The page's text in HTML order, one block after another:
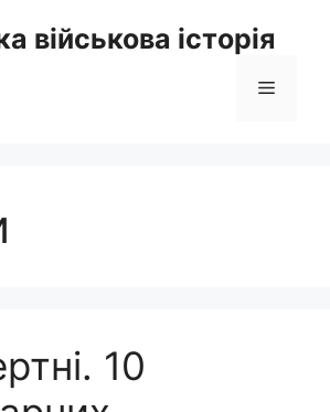
військова історія
Меню
10